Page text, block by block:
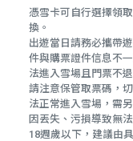
憑雪卡可自行選擇領
換。
出遊當日請務必攜帶
件與購票證件信息不
法進入雪場且門票不退
請注意保管取票碼，
法正常進入雪場，需
因丟失、污損導致無
18週歲以下，建議由